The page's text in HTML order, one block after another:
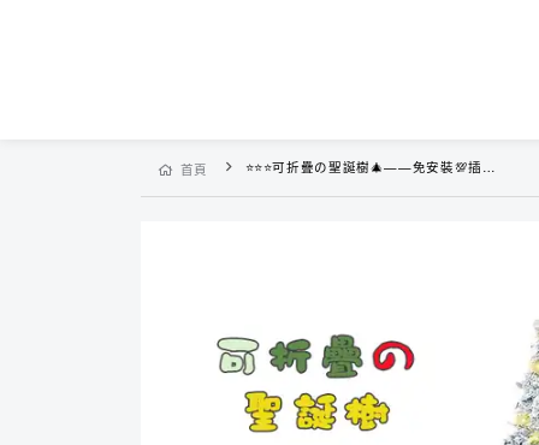
首頁 ⭐⭐⭐可折疊の聖誕樹🎄——免安裝💯插上電即可發亮，折疊設計好收納，不占空間，可重複使用~